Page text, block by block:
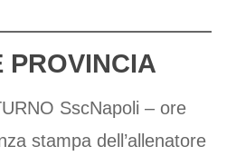
PROVINCIA
SscNapoli – ore
stampa dell’allenatore